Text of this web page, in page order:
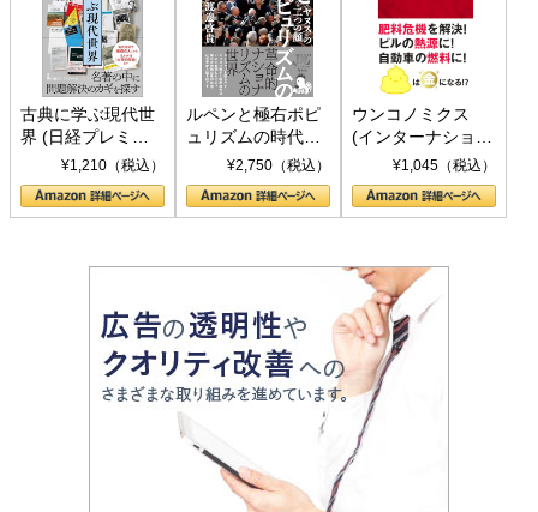
古典に学ぶ現代世
界 (日経プレミア
シリーズ)¥1,210（税込）
ルペンと極右ポピ
ュリズムの時代：
〈ヤヌス〉の二つ
の顔
¥2,750（税込）
ウンコノミクス
(インターナショナ
ル新書)¥1,045（税込）